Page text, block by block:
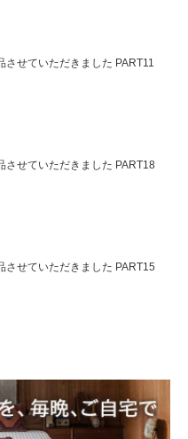
させていただきました PART11
させていただきました PART18
させていただきました PART15